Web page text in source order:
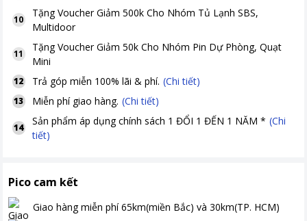
10
TặngVoucher Giảm 500k Cho Nhóm Tủ Lạnh SBS,
Multidoor
11
TặngVoucher Giảm 50k Cho Nhóm Pin Dự Phòng, Quạt
Mini
12 Trả góp miễn 100% lãi & phí. (Chi tiết)
13 Miễn phí giao hàng. (Chi tiết)
14
Sản phẩm áp dụng chính sách 1 ĐỔI 1 ĐẾN 1 NĂM * (Chi
tiết)
Pico cam kết
Giao hàng miễn phí 65km(miền Bắc) và 30km(TP. HCM)